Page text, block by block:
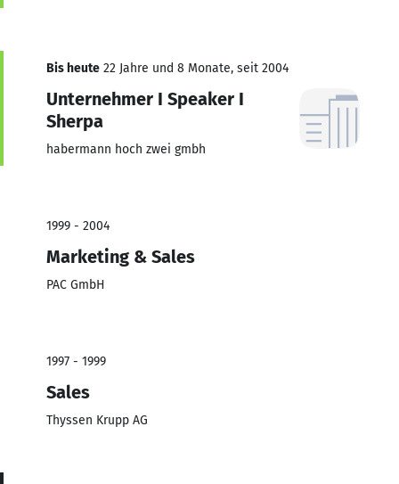
Bis heute 22 Jahre und 8 Monate, seit 2004
Unternehmer I Speaker I
Sherpa
habermann hoch zwei gmbh
1999 - 2004
Marketing & Sales
PAC GmbH
1997 - 1999
Sales
Thyssen Krupp AG